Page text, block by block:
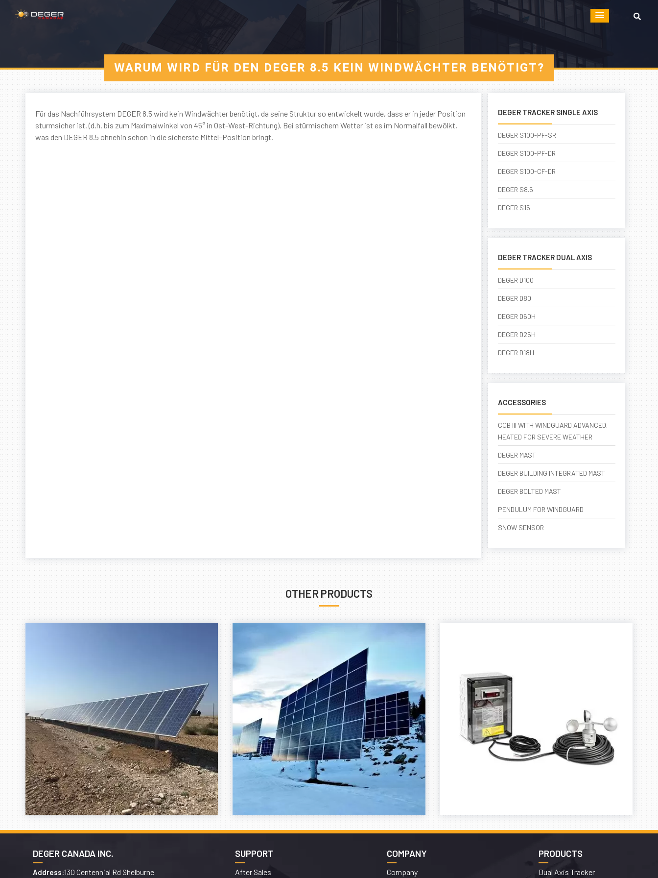
WARUM WIRD FÜR DEN DEGER 8.5 KEIN WINDWÄCHTER BENÖTIGT?
Für das Nachführsystem DEGER 8.5 wird kein Windwächter benötigt, da seine Struktur so entwickelt wurde, dass er in jeder Position
sturmsicher ist. (d.h. bis zum Maximalwinkel von 45° in Ost-West-Richtung). Bei stürmischem Wetter ist es im Normalfall bewölkt,
was den DEGER 8.5 ohnehin schon in die sicherste Mittel–Position bringt.
DEGER TRACKER SINGLE AXIS
DEGER S100-PF-SR
DEGER S100-PF-DR
DEGER S100-CF-DR
DEGER S8.5
DEGER S15
DEGER TRACKER DUAL AXIS
DEGER D100
DEGER D80
DEGER D60H
DEGER D25H
DEGER D18H
ACCESSORIES
CCB III WITH WINDGUARD ADVANCED,
HEATED FOR SEVERE WEATHER
DEGER MAST
DEGER BUILDING INTEGRATED MAST
DEGER BOLTED MAST
PENDULUM FOR WINDGUARD
SNOW SENSOR
OTHER PRODUCTS
DEGER CANADA INC.
Address:130 Centennial Rd Shelburne
SUPPORT
After Sales
COMPANY
Company
PRODUCTS
Dual Axis Tracker